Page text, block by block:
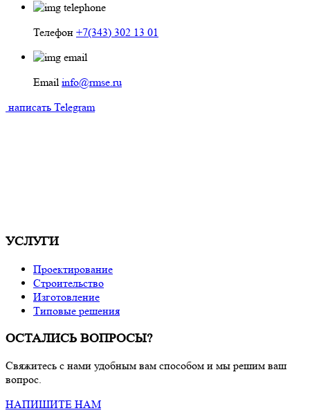
Телефон +7(343) 302 13 01
Email info@rmse.ru
написать Telegram
УСЛУГИ
Проектирование
Строительство
Изготовление
Типовые решения
ОСТАЛИСЬ ВОПРОСЫ?
Свяжитесь с нами удобным вам способом и мы решим ваш
вопрос.
НАПИШИТЕ НАМ